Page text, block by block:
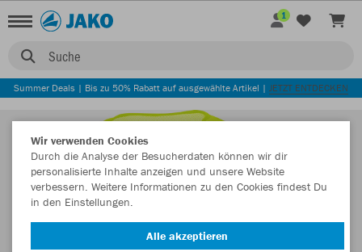
Suche
1
Summer Deals | Bis zu 50% Rabatt auf ausgewählte Artikel | JETZT ENTDECKEN
Wir verwenden Cookies
Durch die Analyse der Besucherdaten können wir dir
personalisierte Inhalte anzeigen und unsere Website
verbessern. Weitere Informationen zu den Cookies findest Du
in den Einstellungen.
Alle akzeptieren